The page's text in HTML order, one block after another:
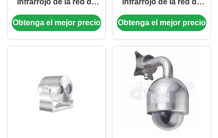
infrarrojo de la red de
5MP Fix Explosion
Proof para la zona del
Obtenga el mejor precio
infrarrojo de la red de
2MP Fix Explosion
Proof para la zona del
Obtenga el mejor precio